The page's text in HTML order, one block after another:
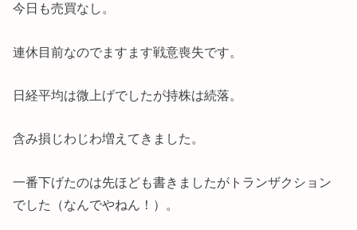
今日も売買なし。
連休目前なのでますます戦意喪失です。
日経平均は微上げでしたが持株は続落。
含み損じわじわ増えてきました。
一番下げたのは先ほども書きましたがトランザクション
でした（なんでやねん！）。